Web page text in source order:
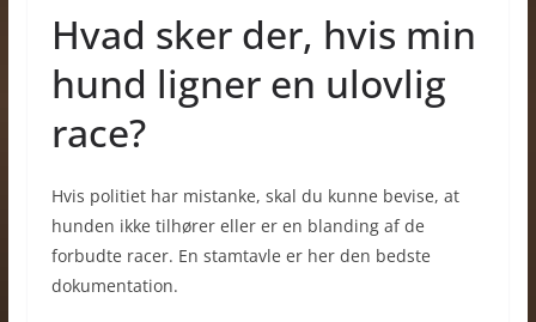
Hvad sker der, hvis min
hund ligner en ulovlig
race?
Hvis politiet har mistanke, skal du kunne bevise, at
hunden ikke tilhører eller er en blanding af de
forbudte racer. En stamtavle er her den bedste
dokumentation.